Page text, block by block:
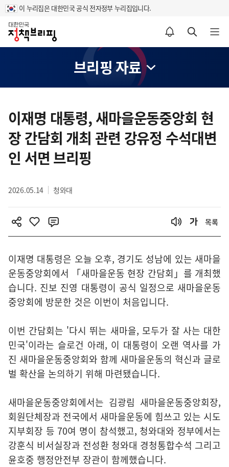
이 누리집은 대한민국 공식 전자정부 누리집입니다.
홈
알림설정 바로가기 검색 바로가기 메뉴 열기
브리핑 자료
텐
츠
영
역
이재명 대통령, 새마을운동중앙회 현
장 간담회 개최 관련 강유정 수석대변
인 서면 브리핑
2026.05.14 청와대
목록
이재명 대통령은 오늘 오후, 경기도 성남에 있는 새마을
운동중앙회에서 「새마을운동 현장 간담회」를 개최했
습니다. 진보 진영 대통령이 공식 일정으로 새마을운동
중앙회에 방문한 것은 이번이 처음입니다.
이번 간담회는 '다시 뛰는 새마을, 모두가 잘 사는 대한
민국'이라는 슬로건 아래, 이 대통령이 오랜 역사를 가
진 새마을운동중앙회와 함께 새마을운동의 혁신과 글로
벌 확산을 논의하기 위해 마련됐습니다.
새마을운동중앙회에서는 김광림 새마을운동중앙회장,
회원단체장과 전국에서 새마을운동에 힘쓰고 있는 시도
지부회장 등 70여 명이 참석했고, 청와대와 정부에서는
강훈식 비서실장과 전성환 청와대 경청통합수석 그리고
윤호중 행정안전부 장관이 함께했습니다.